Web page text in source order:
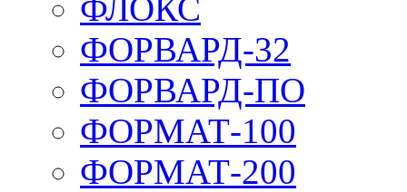
ФЛОКС
ФОРВАРД-32
ФОРВАРД-ПО
ФОРМАТ-100
ФОРМАТ-200